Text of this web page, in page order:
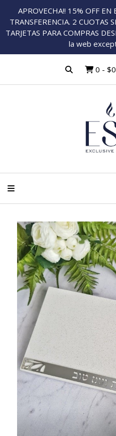
APROVECHA!! 15% OFF EN
TRANSFERENCIA. 2 CUOTAS
TARJETAS PARA COMPRAS
la web
0 -